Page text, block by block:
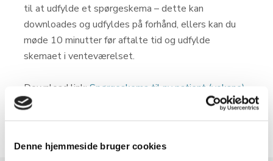
Denne hjemmeside bruger cookies
til at udfylde et spørgeskema – dette kan
downloades og udfyldes på forhånd, ellers kan du
møde 10 minutter før aftalte tid og udfylde
skemaet i venteværelset.
Download link:Spørgeskema til ny patient (voksne)
Download link:
Spørgeskema til ny patient (barn)